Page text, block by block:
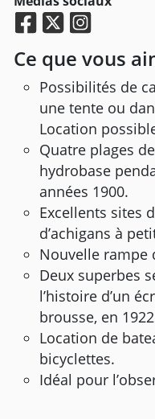
Ce que vous
Possibilités de
une tente ou
Location
Quatre plages
hydrobase
années 1900.
Excellents sites
d’achigans à
Nouvelle rampe
Deux superbes
l’histoire d’un
brousse, en
Location de
bicyclettes.
Idéal pour